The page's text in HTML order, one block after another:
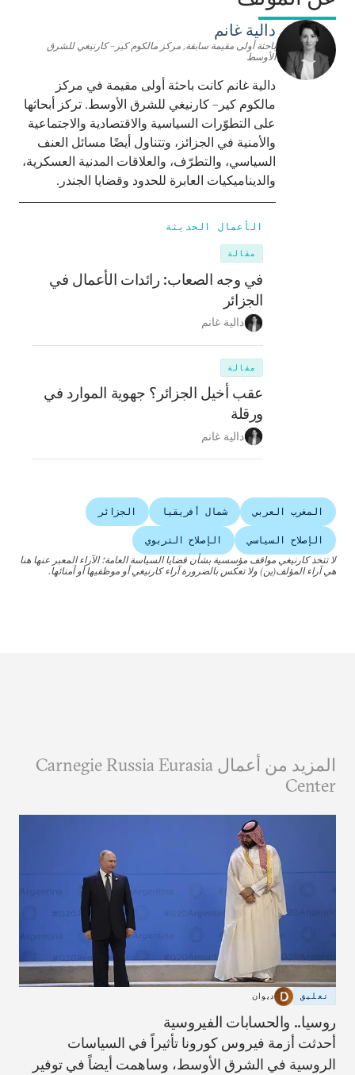
دالية غانم
باحثة أولى مقيمة سابقة, مركز مالكوم كير– كارنيغي للشرق
الأوسط
دالية غانم كانت باحثة أولى مقيمة في مركز
مالكوم كير– كارنيغي للشرق الأوسط. تركز أبحاثها
على التطوّرات السياسية والاقتصادية والاجتماعية
والأمنية في الجزائز، وتتناول أيضًا مسائل العنف
السياسي، والتطرّف، والعلاقات المدنية العسكرية،
والديناميكيات العابرة للحدود وقضايا الجندر.
الأعمال الحديثة
مقالة
في وجه الصعاب: رائدات الأعمال في
الجزائر
دالية غانم
مقالة
عقب أخيل الجزائر؟ جهوية الموارد في
ورقلة
دالية غانم
المغرب العربي شمال أفريقيا الجزائر
الإصلاح السياسي
الإصلاح التربوي
لا تتخذ كارنيغي مواقف مؤسسية بشأن قضايا السياسة العامة؛ الآراء المعبر عنها هنا
هي آراء المؤلف(ين) ولا تعكس بالضرورة آراء كارنيغي أو موظفيها أو أمنائها.
المزيد من أعمال Carnegie Russia Eurasia
Center
تعليق ديوان
روسيا.. والحسابات الفيروسية
أحدثت أزمة فيروس كورونا تأثيراً في السياسات
الروسية في الشرق الأوسط، وساهمت أيضاً في توفير